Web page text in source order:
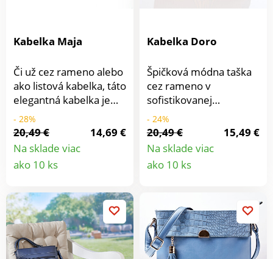
Kabelka Maja
Či už cez rameno alebo
ako listová kabelka, táto
elegantná kabelka je
vždy s Vami!
Priestranná hlavná
priehradka na zips, 1
vonkajšie vrecko, 3
vnútorné priehradky.
popruh, odnímateľný.
- 28%
20,49 €
14,69 €
Na sklade viac
ako 10 ks
Kabelka Doro
Špičková módna taška
cez rameno v
sofistikovanej
kombinácii materiálov s
rafinovanými
vonkajšími vreckami a
strapcami na zips -
exkluzívny dizajn a
vrecko na drobnosti.
- 24%
20,49 €
15,49 €
Na sklade viac
ako 10 ks